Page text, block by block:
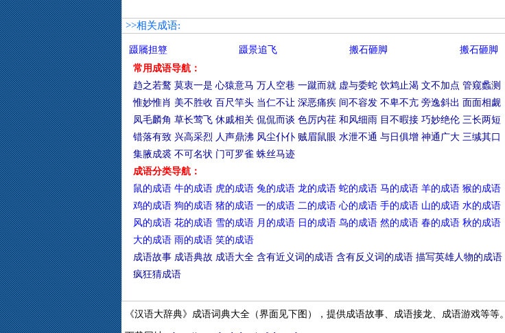
>>相关成语:
蹑屩担簦 蹑景追飞 搬石砸脚
搬石砸脚
常用成语导航：
趋之若鹜 莫衷一是 心猿意马 万人空巷 一蹴而就 虚与委蛇 饮鸩止渴 文不加点 管窥蠡测
惟妙惟肖 美不胜收 百尺竿头 当仁不让 深恶痛疾 间不容发 不卑不亢 旁逸斜出 面面相觑
凤毛麟角 草长莺飞 休戚相关 侃侃而谈 色厉内荏 和风细雨 目不暇接 巧妙绝伦 三长两短
错落有致 兴高采烈 人声鼎沸 风尘仆仆 贼眉鼠眼 水泄不通 与日俱增 神通广大 三缄其口
集腋成裘 不可名状 门可罗雀 蛛丝马迹
成语分类导航：
鼠的成语 牛的成语 虎的成语 兔的成语 龙的成语 蛇的成语 马的成语 羊的成语 猴的成语
鸡的成语 狗的成语 猪的成语 一的成语 二的成语 心的成语 手的成语 山的成语 水的成语
风的成语 花的成语 雪的成语 月的成语 日的成语 鸟的成语 然的成语 春的成语 秋的成语
大的成语 雨的成语 笑的成语
成语故事 成语典故 成语大全 含有近义词的成语 含有反义词的成语 描写英雄人物的成语
疯狂猜成语
《汉语大辞典》成语词典大全（界面见下图），提供成语故事、成语接龙、成语游戏等等。